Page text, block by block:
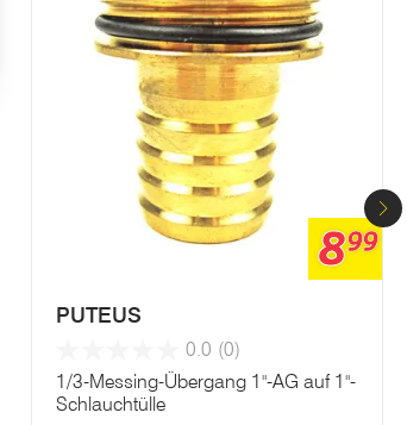
899
PUTEUS
0.0 (0)
1/3-Messing-Übergang 1"-AG auf 1"-
Schlauchtülle